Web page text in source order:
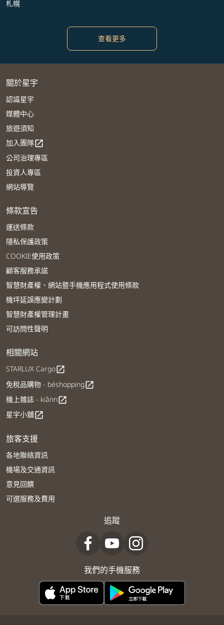
札幌
查看更多
關於星宇
認識星宇
媒體中心
旅遊須知
加入團隊open_in_new
公司治理專區
投資人專區
網站導覽
條款宣告
運送條款
隱私保護政策
COOKIE使用政策
顧客服務承諾
智慧財產權、網站暨手機應用程式使用條款
機坪延誤應變計劃
智慧財產權管理計畫
可訪問性聲明
相關網站
STARLUX Cargoopen_in_new
免稅品購物 - béshoppingopen_in_new
機上雜誌 - kiânnopen_in_new
星宇小舖open_in_new
旅客支援
各地聯絡資訊
機場及交通資訊
意見回饋
可選服務及費用
追蹤
我們的手機服務